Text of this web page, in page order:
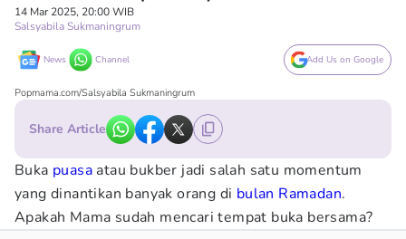
14 Mar 2025, 20:00 WIB
Salsyabila Sukmaningrum
News Channel Add Us on Google
Popmama.com/Salsyabila Sukmaningrum
Share Article
Buka puasa atau bukber jadi salah satu momentum
yang dinantikan banyak orang di bulan Ramadan.
Apakah Mama sudah mencari tempat buka bersama?